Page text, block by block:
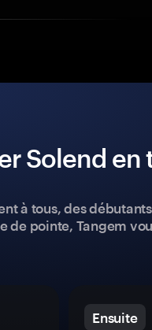
Solend
à tous, des
de pointe, Tangem
Ensuite